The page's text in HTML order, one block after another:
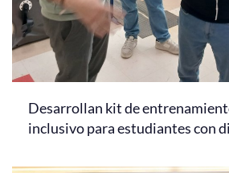
Desarrollan kit de
inclusivo para estudiantes con